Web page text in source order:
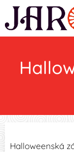
Halloweenská